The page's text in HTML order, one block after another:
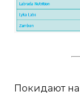
Покидают